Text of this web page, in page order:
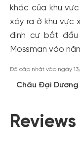
khác của khu
xảy ra ở khu vực
định cư bắt
Mossman vào
Đã cập nhật vào ngày 13/
Châu Đại Dương
Reviews
Tạo tài
Tạo tài khoản để
dành cho thành